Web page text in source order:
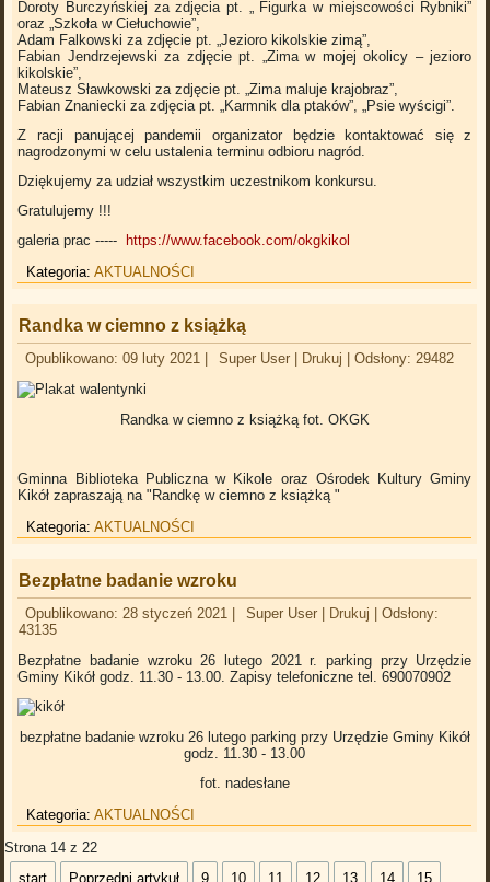
Doroty Burczyńskiej za zdjęcia pt. „ Figurka w miejscowości Rybniki”
oraz „Szkoła w Ciełuchowie”,
Adam Falkowski za zdjęcie pt. „Jezioro kikolskie zimą”,
Fabian Jendrzejewski za zdjęcie pt. „Zima w mojej okolicy – jezioro
kikolskie”,
Mateusz Sławkowski za zdjęcie pt. „Zima maluje krajobraz”,
Fabian Znaniecki za zdjęcia pt. „Karmnik dla ptaków”, „Psie wyścigi”.
Z racji panującej pandemii organizator będzie kontaktować się z
nagrodzonymi w celu ustalenia terminu odbioru nagród.
Dziękujemy za udział wszystkim uczestnikom konkursu.
Gratulujemy !!!
galeria prac -----
https://www.facebook.com/okgkikol
Kategoria:AKTUALNOŚCI
Randka w ciemno z książką
Opublikowano: 09 luty 2021 Super User Drukuj |Odsłony: 29482
Randka w ciemno z książkąfot. OKGK
Gminna Biblioteka Publiczna w Kikole oraz Ośrodek Kultury Gminy
Kikół zapraszają na "Randkę w ciemno z książką "
Kategoria:AKTUALNOŚCI
Bezpłatne badanie wzroku
Opublikowano: 28 styczeń 2021 Super User Drukuj |Odsłony:
43135
Bezpłatne badanie wzroku 26 lutego 2021 r. parking przy Urzędzie
Gminy Kikół godz. 11.30 - 13.00. Zapisy telefoniczne tel. 690070902
bezpłatne badanie wzroku 26 lutego parking przy Urzędzie Gminy Kikół
godz. 11.30 - 13.00
fot. nadesłane
Kategoria:AKTUALNOŚCI
Strona 14 z 22
start
Poprzedni artykuł 9 10 11 12 13 14 15